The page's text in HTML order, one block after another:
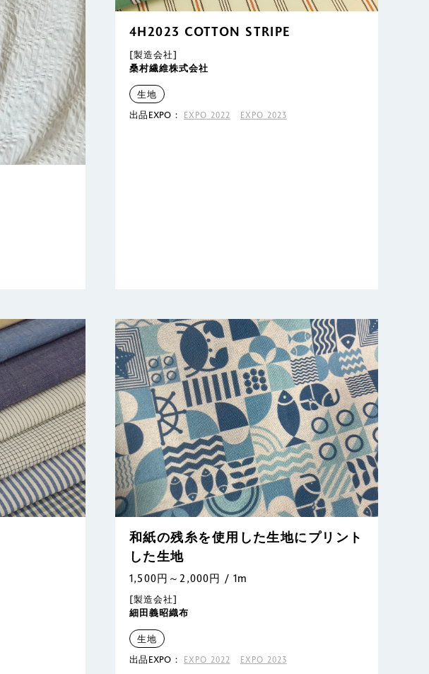
4H2023 COTTON STRIPE
[製造会社]
桑村繊維株式会社
生地
出品EXPO：
EXPO 2022 EXPO 2023
和紙の残糸を使用した生地にプリント
した生地
1,500円～2,000円 / 1m
[製造会社]
細田義昭織布
生地
出品EXPO：
EXPO 2022 EXPO 2023